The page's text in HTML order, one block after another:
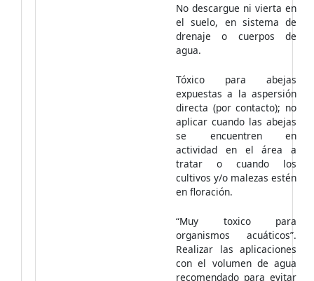
No descargue ni vierta en
el suelo, en sistema de
drenaje o cuerpos de
agua.
Tóxico para abejas
expuestas a la aspersión
directa (por contacto); no
aplicar cuando las abejas
se encuentren en
actividad en el área a
tratar o cuando los
cultivos y/o malezas estén
en floración.
“Muy toxico para
organismos acuáticos”.
Realizar las aplicaciones
con el volumen de agua
recomendado para evitar